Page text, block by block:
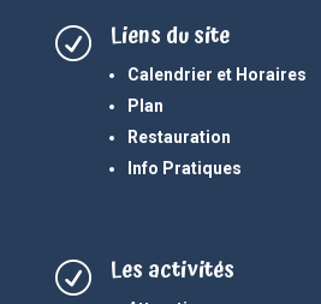
R Liens du site
Calendrier et Horaires
Plan
Restauration
Info Pratiques
R Les activités